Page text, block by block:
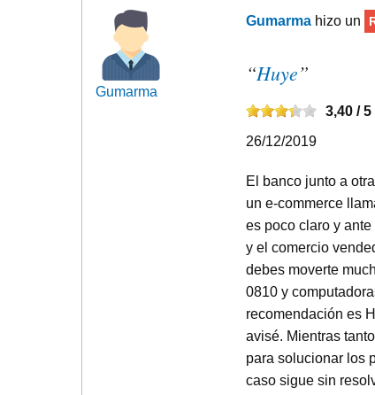
Gumarma
Gumarmahizo un
“Huye”
3,40/ 5
26/12/2019
El banco junto a
un e-commerce
es poco claro y
y el comercio
debes moverte
0810 y
recomendación es
avisé. Mientras
para solucionar los
caso sigue sin